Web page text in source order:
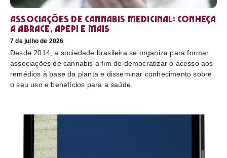
Associações de cannabis medicinal: conheça
a Abrace, Apepi e mais
7 de julho de 2026
Desde 2014, a sociedade brasileira se organiza para formar
associações de cannabis a fim de democratizar o acesso aos
remédios à base da planta e disseminar conhecimento sobre
o seu uso e benefícios para a saúde.